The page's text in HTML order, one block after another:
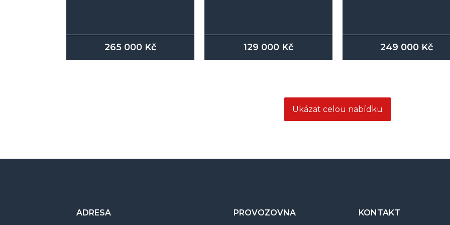
265 000 Kč 129 000 Kč 249 000 Kč
Ukázat celou nabídku
ADRESA PROVOZOVNA KONTAKT